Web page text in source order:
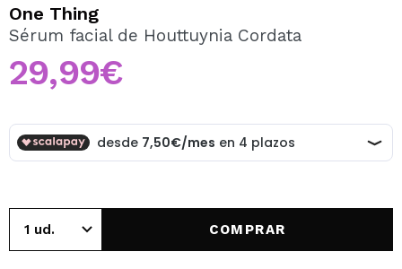
Al crear una cuenta en Maquillalia.com podrás realizar
tus compras rápidamente, revisar el estado de tus
pedidos y consultar tus operaciones anteriores.
CREAR CUENTA
One Thing
Sérum facial de Houttuynia Cordata
29,99€
COMPRAR